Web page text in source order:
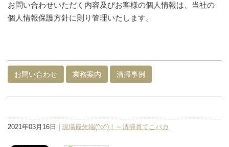
お問い合わせいただく内容及びお客様の個人情報は、当社の
個人情報保護方針に則り管理いたします。
お問い合わせ 業務案内 清掃事例
2021年03月16日 | 現場最先端(^o^)！～清掃員てこパカ